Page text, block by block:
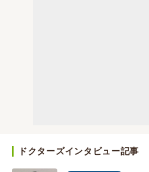
ドクターズインタビュー記事